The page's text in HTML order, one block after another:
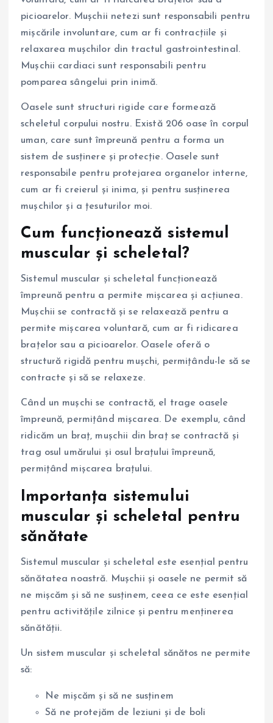
picioarelor. Mușchii netezi sunt responsabili pentru
mișcările involuntare, cum ar fi contracțiile și
relaxarea mușchilor din tractul gastrointestinal.
Mușchii cardiaci sunt responsabili pentru
pomparea sângelui prin inimă.
Oasele sunt structuri rigide care formează
scheletul corpului nostru. Există 206 oase în corpul
uman, care sunt împreună pentru a forma un
sistem de susținere și protecție. Oasele sunt
responsabile pentru protejarea organelor interne,
cum ar fi creierul și inima, și pentru susținerea
mușchilor și a țesuturilor moi.
Cum funcționează sistemul
muscular și scheletal?
Sistemul muscular și scheletal funcționează
împreună pentru a permite mișcarea și acțiunea.
Mușchii se contractă și se relaxează pentru a
permite mișcarea voluntară, cum ar fi ridicarea
brațelor sau a picioarelor. Oasele oferă o
structură rigidă pentru mușchi, permițându-le să se
contracte și să se relaxeze.
Când un mușchi se contractă, el trage oasele
împreună, permițând mișcarea. De exemplu, când
ridicăm un braț, mușchii din braț se contractă și
trag osul umărului și osul brațului împreună,
permițând mișcarea brațului.
Importanța sistemului
muscular și scheletal pentru
sănătate
Sistemul muscular și scheletal este esențial pentru
sănătatea noastră. Mușchii și oasele ne permit să
ne mișcăm și să ne susținem, ceea ce este esențial
pentru activitățile zilnice și pentru menținerea
sănătății.
Un sistem muscular și scheletal sănătos ne permite
să:
Ne mișcăm și să ne susținem
Să ne protejăm de leziuni și de boli